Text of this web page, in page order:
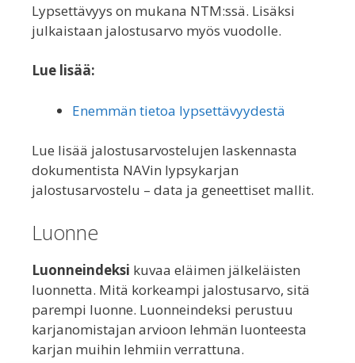
Lypsettävyys on mukana NTM:ssä. Lisäksi
julkaistaan jalostusarvo myös vuodolle.
Lue lisää:
Enemmän tietoa lypsettävyydestä
Lue lisää jalostusarvostelujen laskennasta
dokumentista NAVin lypsykarjan
jalostusarvostelu – data ja geneettiset mallit.
Luonne
Luonneindeksi kuvaa eläimen jälkeläisten
luonnetta. Mitä korkeampi jalostusarvo, sitä
parempi luonne. Luonneindeksi perustuu
karjanomistajan arvioon lehmän luonteesta
karjan muihin lehmiin verrattuna.